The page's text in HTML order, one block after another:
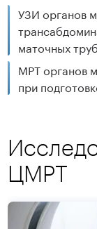
УЗИ органов
маточных
МРТ органов
при
ЦМРТ